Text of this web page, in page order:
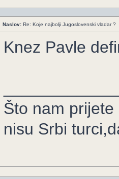
Naslov: Re: Koje najbolji Jugoslovenski vladar ?
Knez Pavle
Što nam
nisu Srbi